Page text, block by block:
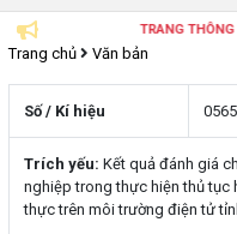
TRANG THÔNG TIN
Trang chủ Văn bản
Số / Kí hiệu
Trích yếu: Kết quả đánh giá
nghiệp trong thực hiện thủ tục
thực trên môi trường điện tử